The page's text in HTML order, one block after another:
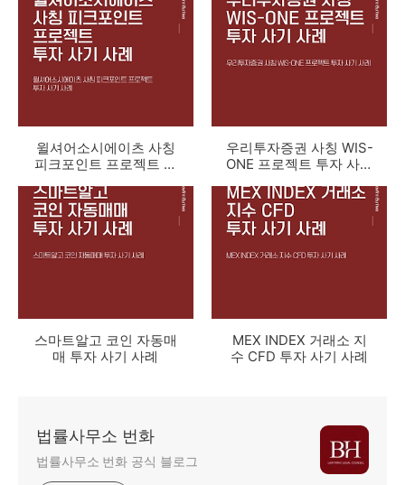
윌셔어소시에이츠 사칭
피크포인트 프로젝트 투
우리투자증권 사칭 WIS-
ONE 프로젝트 투자 사기
스마트알고 코인 자동매
매 투자 사기 사례
MEX INDEX 거래소 지
수 CFD 투자 사기 사례
법률사무소 번화
법률사무소 번화 공식 블로그